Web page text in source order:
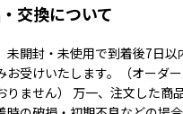
交換について
未開封・未使用で到着後7日以
お受けいたします。（オーダ
りません） 万一、注文した商